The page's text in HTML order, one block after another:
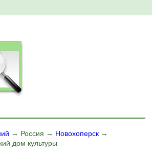
→ Россия → Новохоперск →
дом культуры